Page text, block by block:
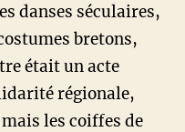
danses séculaires,
bretons,
était un acte
régionale,
les coiffes de